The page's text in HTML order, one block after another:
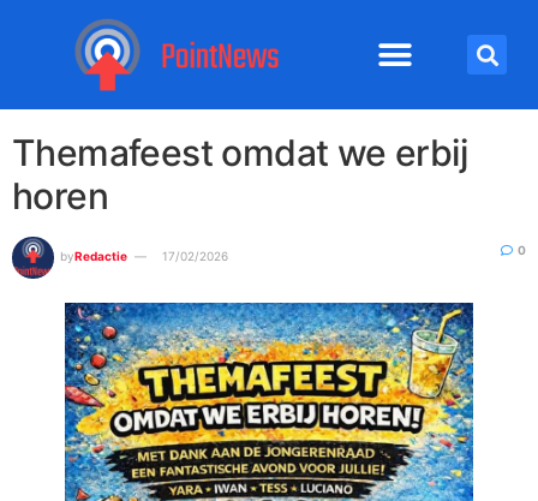
Themafeest omdat we erbij
horen
byRedactie 17/02/2026 0